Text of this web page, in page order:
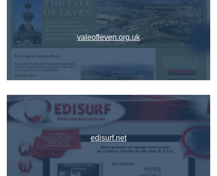
valeofleven.org.uk
edisurf.net